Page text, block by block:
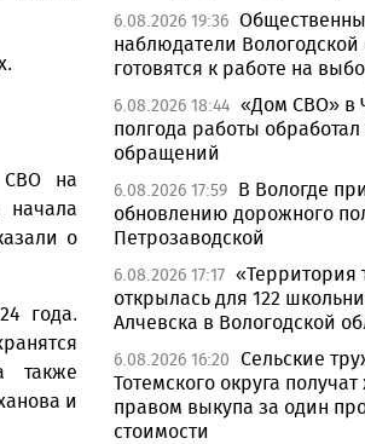
СВО на
начала
о
года.
также
и
6.08.2026 19:36
наблюдатели Вологодской
готовятся к работе на
6.08.2026 18:44 «Дом СВО» в
полгода работы обработал
обращений
6.08.2026 17:59 В Вологде
обновлению дорожного
Петрозаводской
6.08.2026 17:17 «Территория
открылась для 122
Алчевска в Вологодской
6.08.2026 16:20 Сельские
Тотемского округа
правом выкупа за один
стоимости